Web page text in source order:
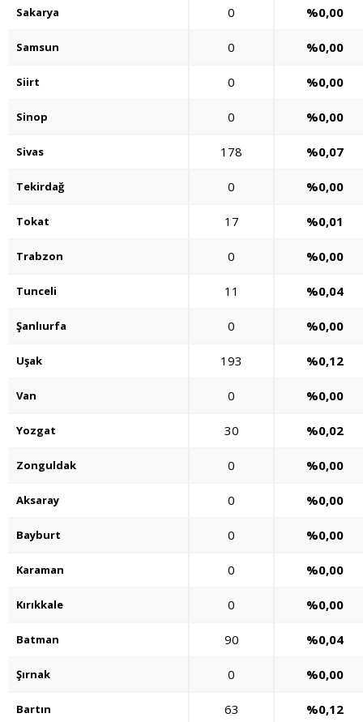
Sakarya 0 %0,00
Samsun 0 %0,00
Siirt 0 %0,00
Sinop 0 %0,00
Sivas 178 %0,07
Tekirdağ 0 %0,00
Tokat 17 %0,01
Trabzon 0 %0,00
Tunceli 11 %0,04
Şanlıurfa 0 %0,00
Uşak 193 %0,12
Van 0 %0,00
Yozgat 30 %0,02
Zonguldak 0 %0,00
Aksaray 0 %0,00
Bayburt 0 %0,00
Karaman 0 %0,00
Kırıkkale 0 %0,00
Batman 90 %0,04
Şırnak 0 %0,00
Bartın 63 %0,12